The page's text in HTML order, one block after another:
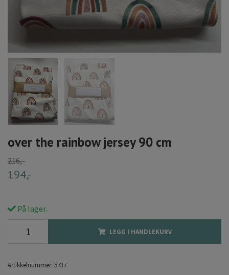
over the rainbow jersey 90 cm
216,-
194,-
På lager.
LEGG I HANDLEKURV
Artikkelnummer: 5737